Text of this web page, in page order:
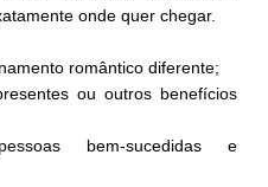
onde quer chegar.
romântico diferente;
ou outros benefícios
bem-sucedidas e